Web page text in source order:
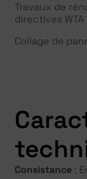
Travaux de
directives WTA
Collage de
Consistance :